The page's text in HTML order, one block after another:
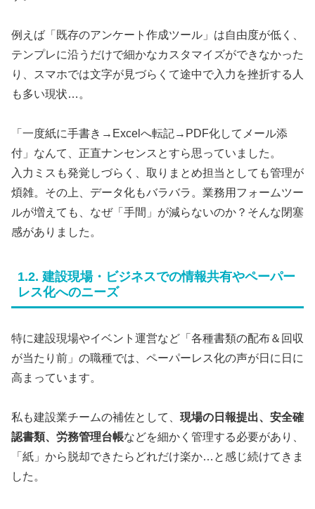
例えば「既存のアンケート作成ツール」は自由度が低く、
テンプレに沿うだけで細かなカスタマイズができなかった
り、スマホでは文字が見づらくて途中で入力を挫折する人
も多い現状…。
「一度紙に手書き→Excelへ転記→PDF化してメール添
付」なんて、正直ナンセンスとすら思っていました。
入力ミスも発覚しづらく、取りまとめ担当としても管理が
煩雑。その上、データ化もバラバラ。業務用フォームツー
ルが増えても、なぜ「手間」が減らないのか？そんな閉塞
感がありました。
1.2. 建設現場・ビジネスでの情報共有やペーパー
レス化へのニーズ
特に建設現場やイベント運営など「各種書類の配布＆回収
が当たり前」の職種では、ペーパーレス化の声が日に日に
高まっています。
私も建設業チームの補佐として、 現場の日報提出、安全確
認書類、労務管理台帳などを細かく管理する必要があり、
「紙」から脱却できたらどれだけ楽か…と感じ続けてきま
した。